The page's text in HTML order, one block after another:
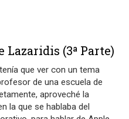
(3ª Parte)
que ver con un tema
de una escuela de
aproveché la
la que se hablaba del